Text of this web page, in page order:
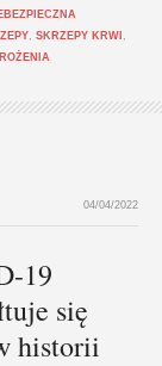
SKRZEPY KRWI
04/04/2022
19
się
historii